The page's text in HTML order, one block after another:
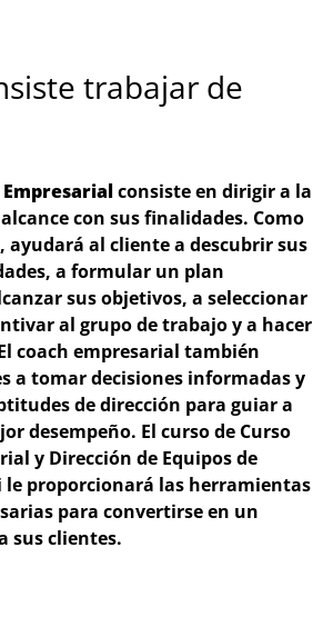
trabajar de
Empresarialconsiste en dirigir a la
con sus finalidades. Como
ayudará al cliente a descubrir sus
a formular un plan
sus objetivos, a seleccionar
al grupo de trabajo y a hacer
coach empresarial también
a tomar decisiones informadas y
de dirección para guiar a
desempeño. El curso de Curso
y Dirección de Equipos de
proporcionará las herramientas
para convertirse en un
sus clientes.